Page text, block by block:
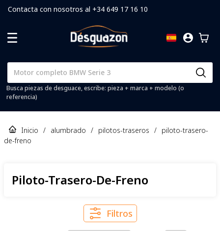
Contacta con nosotros al +34 649 17 16 10
Busca piezas de desguace, escribe: pieza + marca + modelo (o
referencia)
Inicio / alumbrado / pilotos-traseros / piloto-trasero-
de-freno
Piloto-Trasero-De-Freno
Filtros